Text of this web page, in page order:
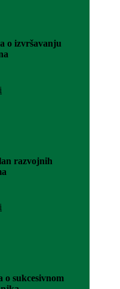
o izvršavanju
razvojnih
o sukcesivnom